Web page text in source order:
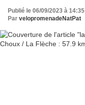
Publié le 06/09/2023 à 14:35
Par velopromenadeNatPat